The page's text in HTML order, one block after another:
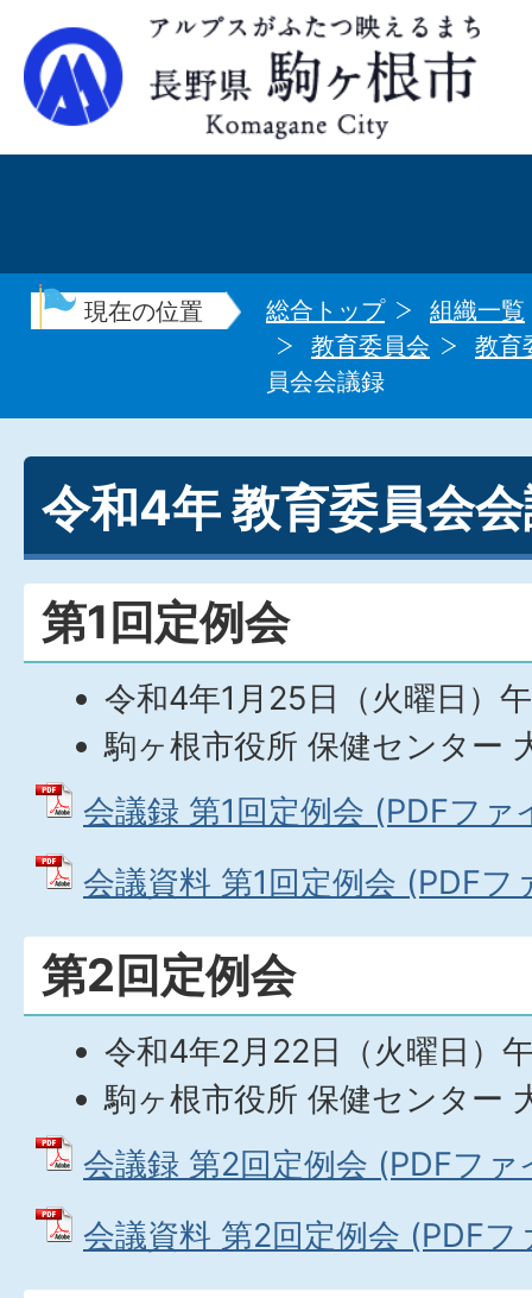
現在の位置 総合トップ
組織一覧
教育委員会
教育
員会会議録
令和4年 教育委員会
第1回定例会
令和4年1月25日（火曜日）
駒ヶ根市役所 保健センター
会議録 第1回定例会 (PDFフ
会議資料 第1回定例会 (PDFフ
第2回定例会
令和4年2月22日（火曜日）
駒ヶ根市役所 保健センター
会議録 第2回定例会 (PDFファ
会議資料 第2回定例会 (PDFフ